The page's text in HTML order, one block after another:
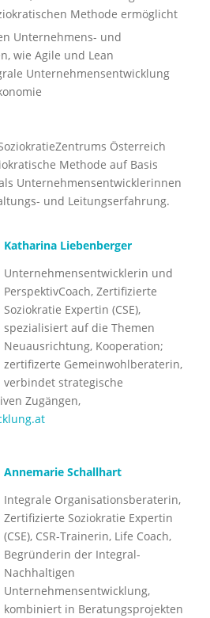
Methode ermöglicht
Unternehmens- und
wie Agile und Lean
Unternehmensentwicklung
Österreich
Methode auf Basis
Unternehmensentwicklerinnen
und Leitungserfahrung.
Katharina Liebenberger
Unternehmensentwicklerin und
PerspektivCoach, Zertifizierte
Soziokratie Expertin (CSE),
spezialisiert auf die Themen
Neuausrichtung, Kooperation;
zertifizerte Gemeinwohlberaterin,
verbindet strategische
Zugängen,
Annemarie Schallhart
Integrale Organisationsberaterin,
Zertifizierte Soziokratie Expertin
(CSE), CSR-Trainerin, Life Coach,
Begründerin der Integral-
Nachhaltigen
Unternehmensentwicklung,
kombiniert in Beratungsprojekten